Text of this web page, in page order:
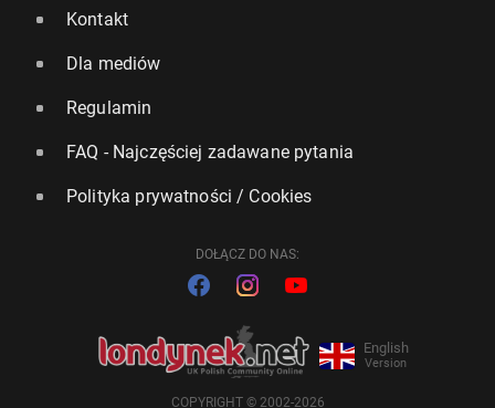
Kontakt
Dla mediów
Regulamin
FAQ - Najczęściej zadawane pytania
Polityka prywatności / Cookies
DOŁĄCZ DO NAS:
English
Version
COPYRIGHT © 2002-2026